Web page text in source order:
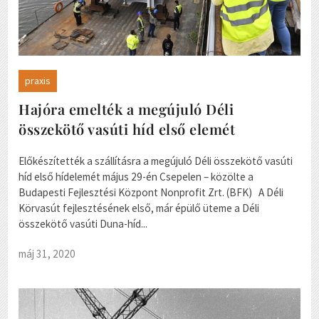
praxis
Hajóra emelték a megújuló Déli
összekötő vasúti híd első elemét
Előkészítették a szállításra a megújuló Déli összekötő vasúti
híd első hídelemét május 29-én Csepelen – közölte a
Budapesti Fejlesztési Központ Nonprofit Zrt. (BFK) A Déli
Körvasút fejlesztésének első, már épülő üteme a Déli
összekötő vasúti Duna-híd...
máj 31, 2020